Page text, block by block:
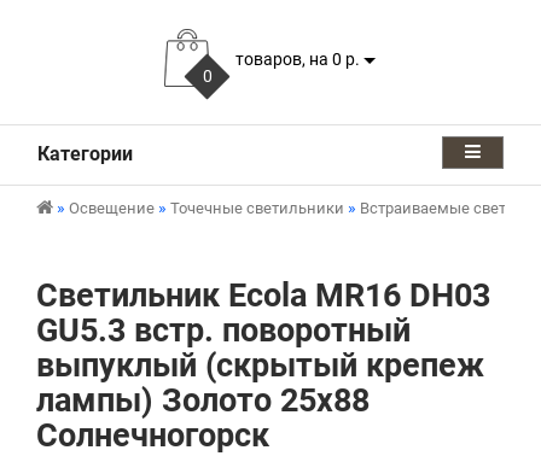
0
товаров, на 0 р.
Категории
Освещение Точечные светильники Встраиваемые
Светильник Ecola MR16 DH03
GU5.3 встр. поворотный
выпуклый (скрытый крепеж
лампы) Золото 25x88
Солнечногорск